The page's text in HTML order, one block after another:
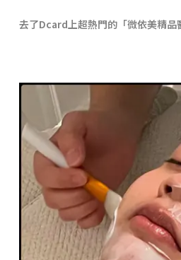
去了Dcard上超熱門的「微依美精品